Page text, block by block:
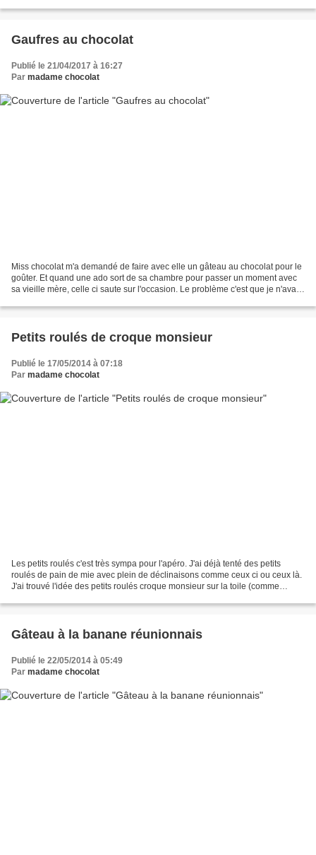
Gaufres au chocolat
Publié le 21/04/2017 à 16:27
Par madame chocolat
Miss chocolat m'a demandé de faire avec elle un gâteau au chocolat pour le
goûter. Et quand une ado sort de sa chambre pour passer un moment avec
sa vieille mère, celle ci saute sur l'occasion. Le problème c'est que je n'avais
Petits roulés de croque monsieur
Publié le 17/05/2014 à 07:18
Par madame chocolat
Les petits roulés c'est très sympa pour l'apéro. J'ai déjà tenté des petits
roulés de pain de mie avec plein de déclinaisons comme ceux ci ou ceux là.
J'ai trouvé l'idée des petits roulés croque monsieur sur la toile (comme
Gâteau à la banane réunionnais
Publié le 22/05/2014 à 05:49
Par madame chocolat